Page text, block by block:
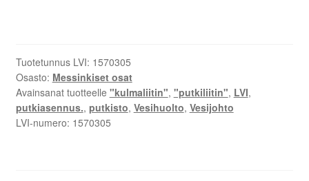
Tuotetunnus LVI: 1570305
Osasto: Messinkiset osat
Avainsanat tuotteelle "kulmaliitin", "putkiliitin", LVI,
putkiasennus., putkisto, Vesihuolto, Vesijohto
LVI-numero: 1570305